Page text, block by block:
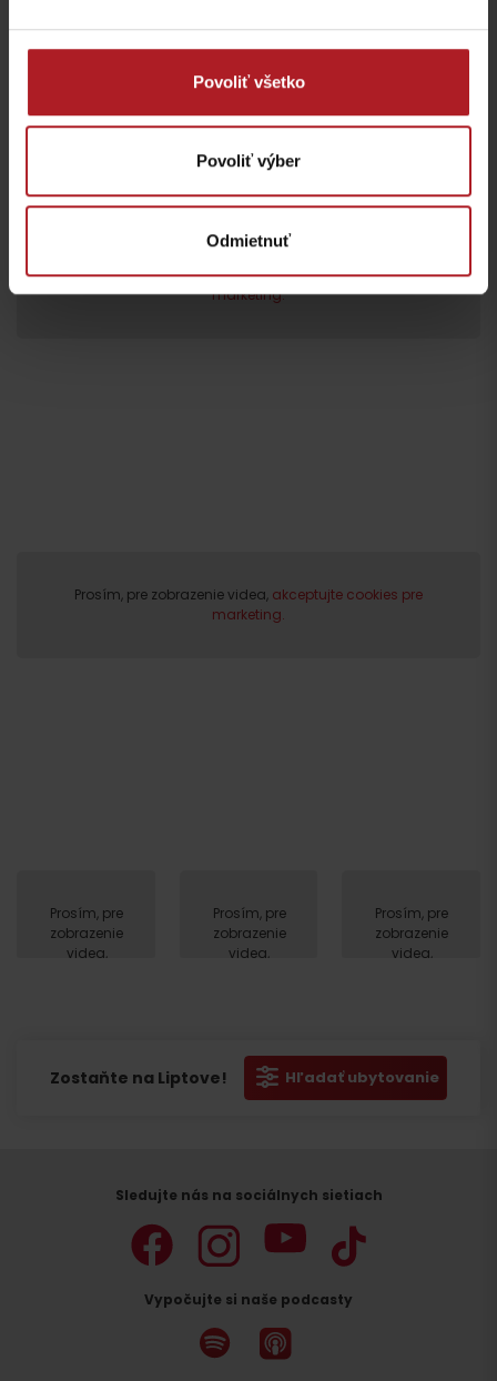
Povoliť všetko
Povoliť výber
Odmietnuť
Viac informácií o Liptov region karte aj v
našich Liptov News
Prosím, pre zobrazenie videa,akceptujte cookies pre
marketing.
Prosím, pre zobrazenie videa, akceptujte cookies pre
marketing.
Prosím, pre
zobrazenie
videa,
Prosím, pre
zobrazenie
videa,
Prosím, pre
zobrazenie
videa,
Zostaňte na Liptove! Hľadať ubytovanie
Sledujte nás na sociálnych sietiach
Vypočujte si naše podcasty